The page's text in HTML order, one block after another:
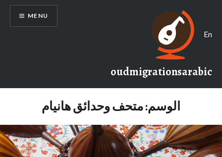
content
En
oudmigrationsarabic
MENU
الوسم:متحف وحدائق هانيام